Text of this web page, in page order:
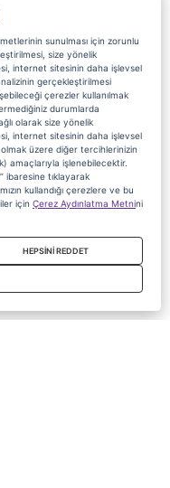
sunulması için zorunlu
size yönelik
internet sitesinin daha işlevsel
gerçekleştirilmesi
çerezler kullanılmak
durumlarda
olarak size yönelik
internet sitesinin daha işlevsel
olmak üzere diğer tercihlerinizin
amaçlarıyla işlenebilecektir.
ibaresine tıklayarak
kullandığı çerezlere ve bu
için Çerez Aydınlatma Metnini
HEPSİNİ REDDET